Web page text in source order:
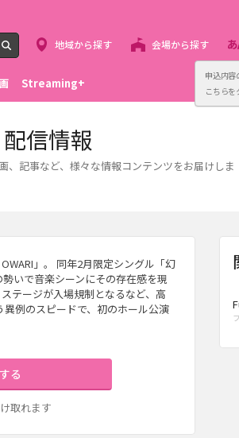
申込内容
こちら
検索
地域から探す 会場から探す
Streaming+
信情報
、記事など、様々な情報コンテンツをお届けしま
」。 同年2月限定シングル「幻
いで音楽シーンにその存在感を現
テージが入場規制となるなど、高
例のスピードで、初のホール公演
る
取れます